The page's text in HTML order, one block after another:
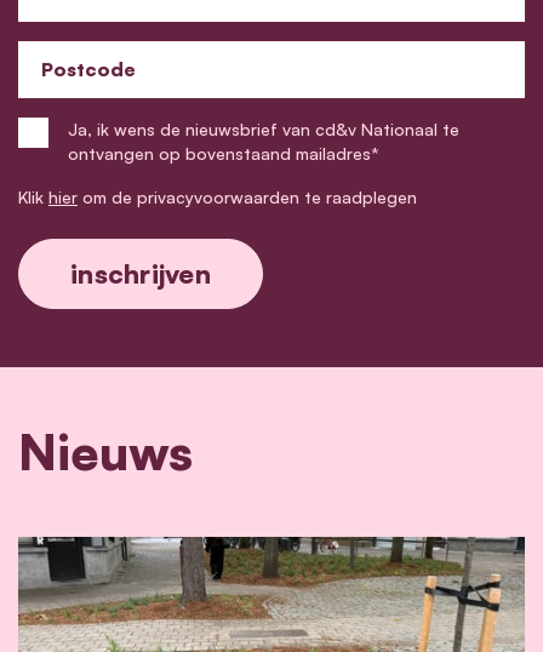
Postcode
Ja, ik wens de nieuwsbrief van cd&v Nationaal te
ontvangen op bovenstaand mailadres*
Klik hier om de privacyvoorwaarden te raadplegen
Nieuws